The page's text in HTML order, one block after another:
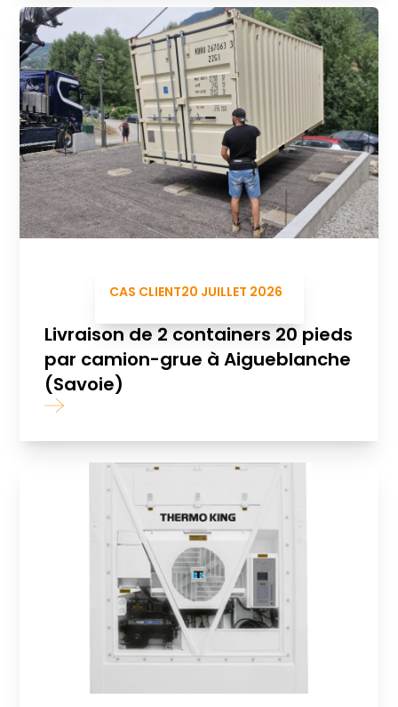
CAS CLIENT20 JUILLET 2026
Livraison de 2 containers 20 pieds
par camion-grue à Aigueblanche
(Savoie)